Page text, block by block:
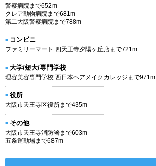
警察病院まで652m
クレア動物病院まで681m
第二大阪警察病院まで788m
コンビニ
ファミリーマート 四天王寺夕陽ヶ丘店まで721m
大学/短大/専門学校
理容美容専門学校 西日本ヘアメイクカレッジまで971m
役所
大阪市天王寺区役所まで435m
その他
大阪市天王寺消防署まで603m
五条運動場まで687m